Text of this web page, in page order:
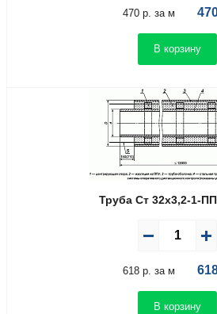
470 р. за м
В корзину
Труба Ст 32х3,2-1-
618 р. за м
В корзину